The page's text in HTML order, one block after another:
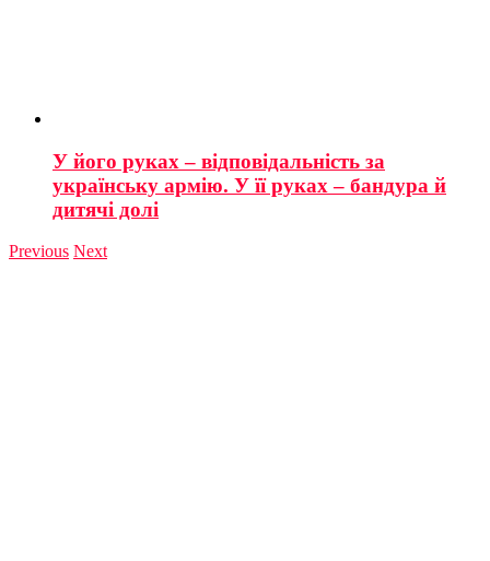
У його руках – відповідальність за
українську армію. У її руках – бандура й
дитячі долі
Previous Next